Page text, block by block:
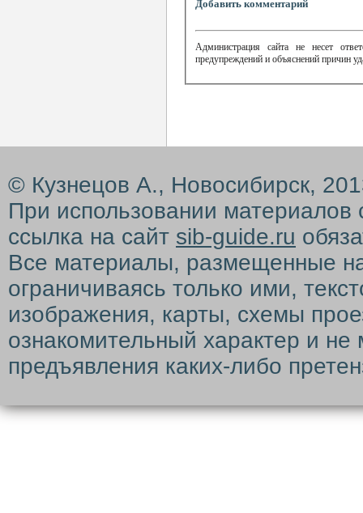
Добавить комментарий
Администрация сайта не несет
предупреждений и объяснений причин
© Кузнецов А., Новосибирск,
При использовании материалов
ссылка на сайт sib-guide.ru
Все материалы, размещенные
ограничиваясь только ими,
изображения, карты, схемы
ознакомительный характер и
предъявления каких-либо